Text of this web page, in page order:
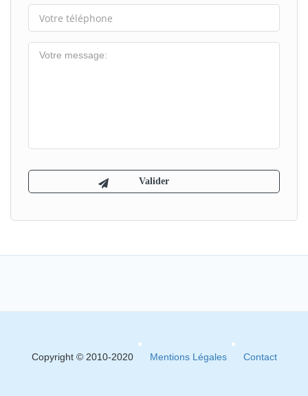
Copyright © 2010-2020 Mentions Légales Contact